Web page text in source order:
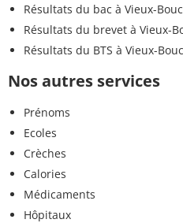
Résultats du bac à Vieux-
Résultats du brevet à Vieux-
Résultats du BTS à Vieux-
Nos autres services
Prénoms
Ecoles
Crèches
Calories
Médicaments
Hôpitaux